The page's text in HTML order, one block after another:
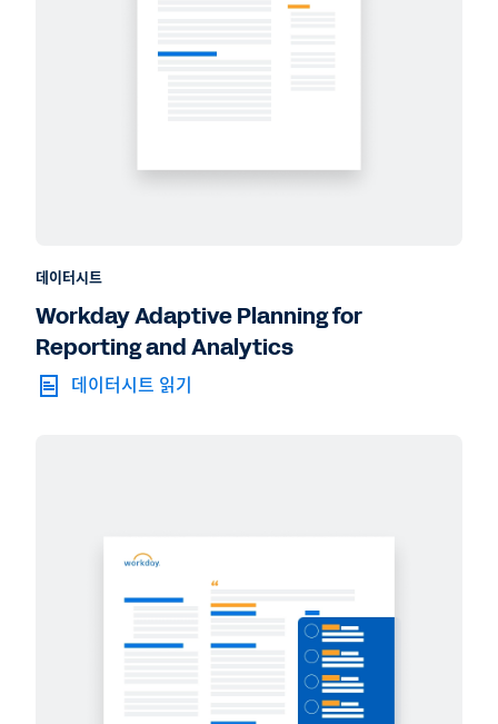
데이터시트
Workday Adaptive Planning for
Reporting and Analytics
데이터시트 읽기